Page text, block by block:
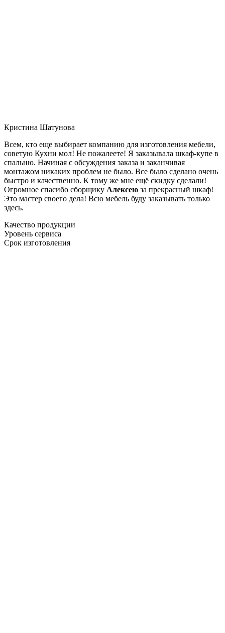
Кристина Шатунова
Всем, кто еще выбирает компанию для изготовления мебели,
советую Кухни мол! Не пожалеете! Я заказывала шкаф-купе в
спальню. Начиная с обсуждения заказа и заканчивая
монтажом никаких проблем не было. Все было сделано очень
быстро и качественно. К тому же мне ещё скидку сделали!
Огромное спасибо сборщику Алексею за прекрасный шкаф!
Это мастер своего дела! Всю мебель буду заказывать только
здесь.
Качество продукции
Уровень сервиса
Срок изготовления